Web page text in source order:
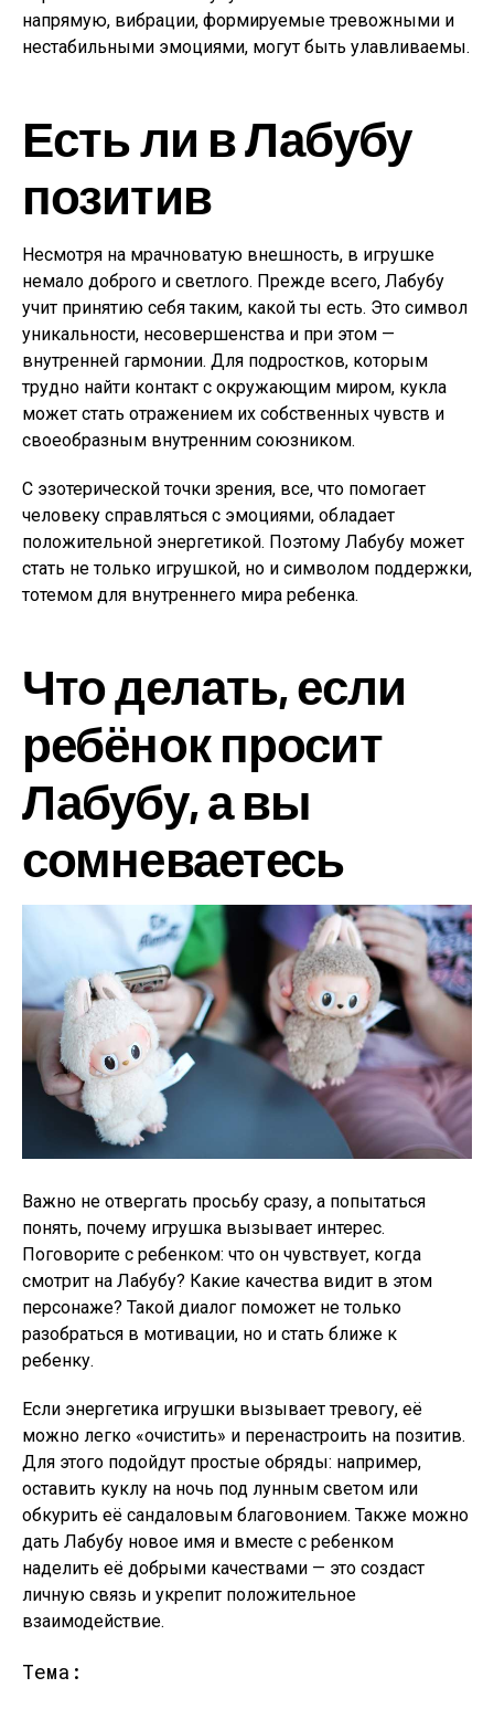
напрямую, вибрации, формируемые тревожными и
нестабильными эмоциями, могут быть улавливаемы.
Есть ли в Лабубу
позитив
Несмотря на мрачноватую внешность, в игрушке
немало доброго и светлого. Прежде всего, Лабубу
учит принятию себя таким, какой ты есть. Это символ
уникальности, несовершенства и при этом —
внутренней гармонии. Для подростков, которым
трудно найти контакт с окружающим миром, кукла
может стать отражением их собственных чувств и
своеобразным внутренним союзником.
С эзотерической точки зрения, все, что помогает
человеку справляться с эмоциями, обладает
положительной энергетикой. Поэтому Лабубу может
стать не только игрушкой, но и символом поддержки,
тотемом для внутреннего мира ребенка.
Что делать, если
ребёнок просит
Лабубу, а вы
сомневаетесь
Важно не отвергать просьбу сразу, а попытаться
понять, почему игрушка вызывает интерес.
Поговорите с ребенком: что он чувствует, когда
смотрит на Лабубу? Какие качества видит в этом
персонаже? Такой диалог поможет не только
разобраться в мотивации, но и стать ближе к
ребенку.
Если энергетика игрушки вызывает тревогу, её
можно легко «очистить» и перенастроить на позитив.
Для этого подойдут простые обряды: например,
оставить куклу на ночь под лунным светом или
обкурить её сандаловым благовонием. Также можно
дать Лабубу новое имя и вместе с ребенком
наделить её добрыми качествами — это создаст
личную связь и укрепит положительное
взаимодействие.
Тема: